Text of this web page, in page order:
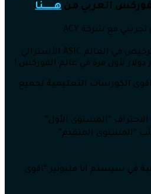
العربي من هــــــنا
لفتح حساب تداول حقيقي أو تجريبي مع شركة ACY
وتمتع بتداول مميّز مع أقوى ترخيص في العالم ASIC الأسترالي
الكورسات التعليمية لجميع
“المستوى الأول”
“المستوى المتقدم”
في سيستم انا مليونير “اقوى